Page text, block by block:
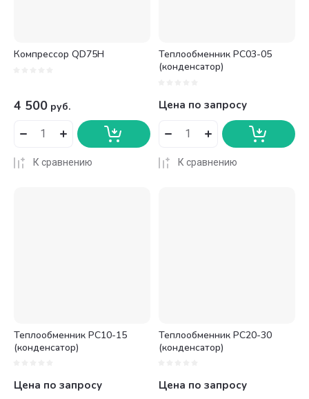
Компрессор QD75H
4 500 руб.
К сравнению
Теплообменник PC03-05
(конденсатор)
Цена по запросу
К сравнению
Теплообменник PC10-15
(конденсатор)
Цена по запросу
Теплообменник PC20-30
(конденсатор)
Цена по запросу